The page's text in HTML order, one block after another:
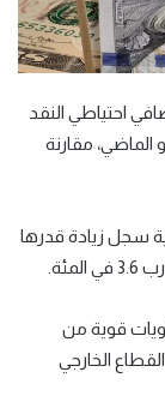
احتياطي النقد
يونيو الماضي، مقارنة
سجل زيادة قدرها
قوية من
الخارجي